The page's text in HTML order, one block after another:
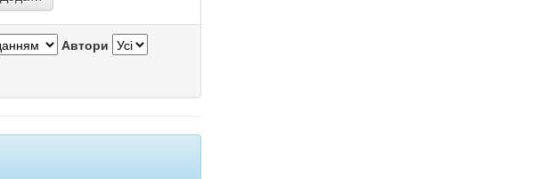
Автори